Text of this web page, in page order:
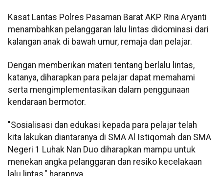
Kasat Lantas Polres Pasaman Barat AKP Rina Aryanti
menambahkan pelanggaran lalu lintas didominasi dari
kalangan anak di bawah umur, remaja dan pelajar.
Dengan memberikan materi tentang berlalu lintas,
katanya, diharapkan para pelajar dapat memahami
serta mengimplementasikan dalam penggunaan
kendaraan bermotor.
"Sosialisasi dan edukasi kepada para pelajar telah
kita lakukan diantaranya di SMA Al Istiqomah dan SMA
Negeri 1 Luhak Nan Duo diharapkan mampu untuk
menekan angka pelanggaran dan resiko kecelakaan